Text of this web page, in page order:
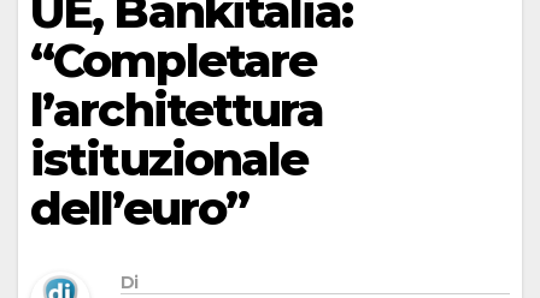
UE, Bankitalia:
“Completare
l’architettura
istituzionale
dell’euro”
Di